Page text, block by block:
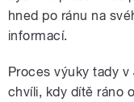
hned po ránu na
informací.
Proces výuky tady
chvíli, kdy dítě ráno